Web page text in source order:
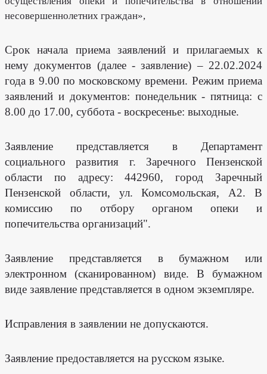
несовершеннолетних граждан»,
Срок начала приема заявлений и прилагаемых к
нему документов (далее - заявление) – 22.02.2024
года в 9.00 по московскому времени. Режим приема
заявлений и документов: понедельник - пятница: с
8.00 до 17.00, суббота - воскресенье: выходные.
Заявление представляется в Департамент
социального развития г. Заречного Пензенской
области по адресу: 442960, город Заречный
Пензенской области, ул. Комсомольская, А2. В
комиссию по отбору органом опеки и
попечительства организаций".
Заявление представляется в бумажном или
электронном (сканированном) виде. В бумажном
виде заявление представляется в одном экземпляре.
Исправления в заявлении не допускаются.
Заявление предоставляется на русском языке.